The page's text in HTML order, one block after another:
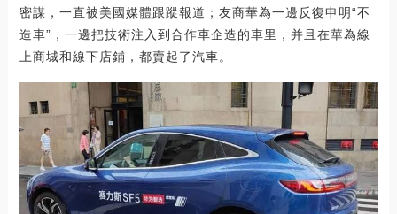
密謀，一直被美國媒體跟蹤報道；友商華為一邊反復申明“不
造車”，一邊把技術注入到合作車企造的車里，并且在華為線
上商城和線下店鋪，都賣起了汽車。